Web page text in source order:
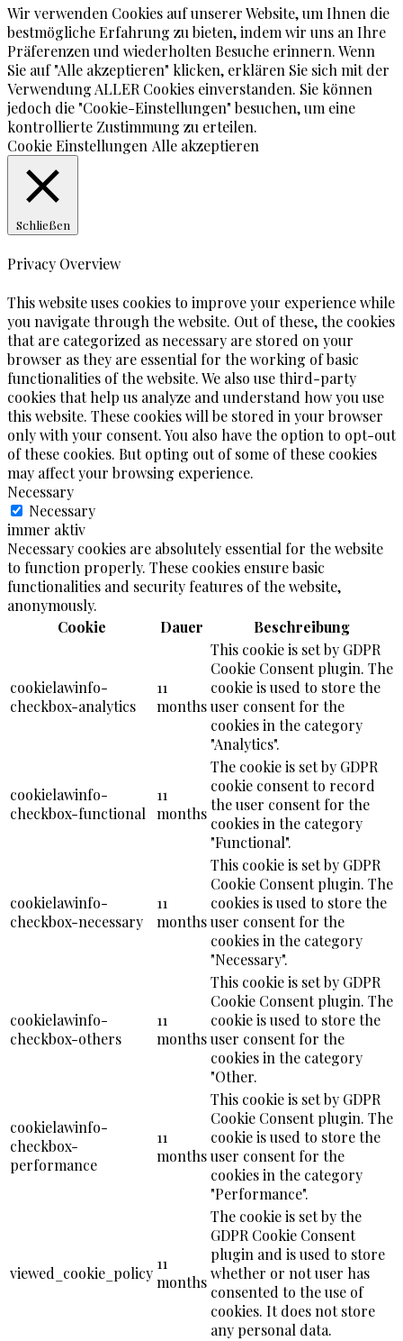
Wir verwenden Cookies auf unserer Website, um Ihnen die
bestmögliche Erfahrung zu bieten, indem wir uns an Ihre
Präferenzen und wiederholten Besuche erinnern. Wenn
Sie auf "Alle akzeptieren" klicken, erklären Sie sich mit der
Verwendung ALLER Cookies einverstanden. Sie können
jedoch die "Cookie-Einstellungen" besuchen, um eine
kontrollierte Zustimmung zu erteilen.
Cookie Einstellungen Alle akzeptieren
Schließen
Privacy Overview
This website uses cookies to improve your experience while
you navigate through the website. Out of these, the cookies
that are categorized as necessary are stored on your
browser as they are essential for the working of basic
functionalities of the website. We also use third-party
cookies that help us analyze and understand how you use
this website. These cookies will be stored in your browser
only with your consent. You also have the option to opt-out
of these cookies. But opting out of some of these cookies
may affect your browsing experience.
Necessary
Necessary
immer aktiv
Necessary cookies are absolutely essential for the website
to function properly. These cookies ensure basic
functionalities and security features of the website,
anonymously.
Cookie
Dauer Beschreibung
cookielawinfo-
checkbox-analytics
11
months
This cookie is set by GDPR
Cookie Consent plugin. The
cookie is used to store the
user consent for the
cookies in the category
"Analytics".
cookielawinfo-
checkbox-functional
11
months
The cookie is set by GDPR
cookie consent to record
the user consent for the
cookies in the category
"Functional".
cookielawinfo-
checkbox-necessary
11
months
This cookie is set by GDPR
Cookie Consent plugin. The
cookies is used to store the
user consent for the
cookies in the category
"Necessary".
cookielawinfo-
checkbox-others
11
months
This cookie is set by GDPR
Cookie Consent plugin. The
cookie is used to store the
user consent for the
cookies in the category
"Other.
cookielawinfo-
checkbox-
performance
11
months
This cookie is set by GDPR
Cookie Consent plugin. The
cookie is used to store the
user consent for the
cookies in the category
"Performance".
viewed_cookie_policy
11
months
The cookie is set by the
GDPR Cookie Consent
plugin and is used to store
whether or not user has
consented to the use of
cookies. It does not store
any personal data.